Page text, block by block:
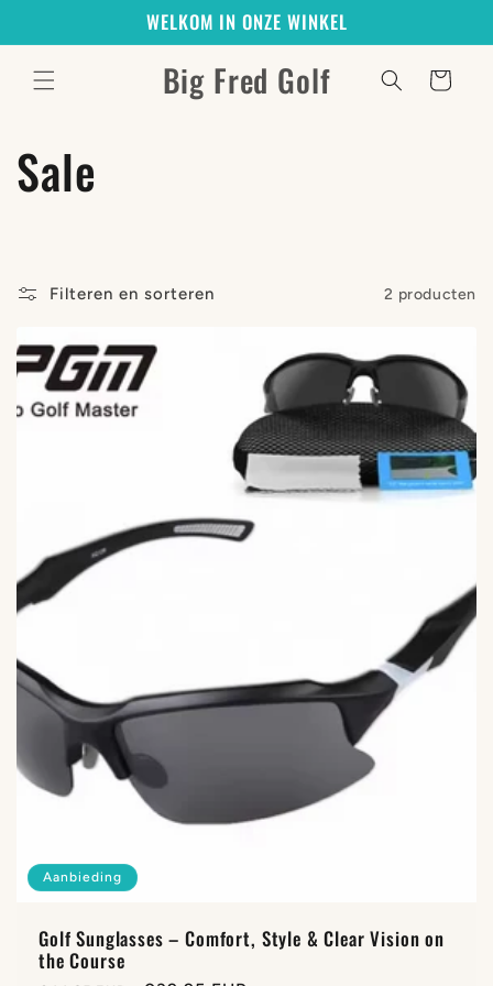
content
WELKOM IN ONZE WINKEL
Big Fred Golf Winkelwagen
C
l
l
e
i
e
:
Sale
Filteren en sorteren 2 producten
Aanbieding
Golf Sunglasses – Comfort, Style & Clear Vision on
the Course